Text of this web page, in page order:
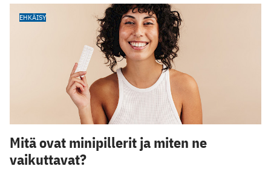
EHKÄISY
Mitä ovat minipillerit ja miten ne
vaikuttavat?